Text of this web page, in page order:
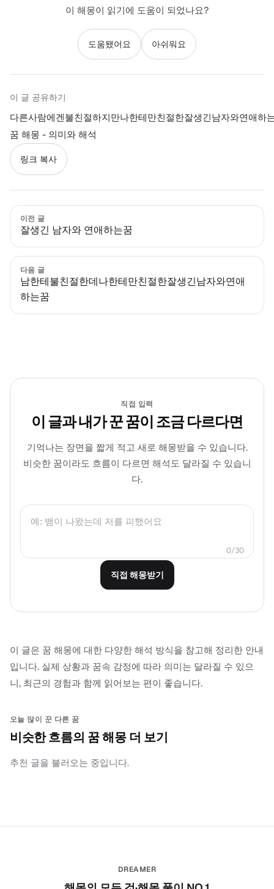
이 해몽이 읽기에 도움이 되었나요?
도움됐어요 아쉬워요
이 글 공유하기
다른사람에겐불친절하지만나한테만친절한잘생긴남자와연애하
꿈 해몽 - 의미와 해석
링크 복사
이전 글
잘생긴 남자와 연애하는꿈
다음 글
남한테불친절한데나한테만친절한잘생긴남자와연애
하는꿈
직접 입력
이 글과 내가 꾼 꿈이 조금 다르다면
기억나는 장면을 짧게 적고 새로 해몽받을 수 있습니다.
비슷한 꿈이라도 흐름이 다르면 해석도 달라질 수 있습니
다.
0/30
직접 해몽받기
이 글은 꿈 해몽에 대한 다양한 해석 방식을 참고해 정리한 안내
입니다. 실제 상황과 꿈속 감정에 따라 의미는 달라질 수 있으
니, 최근의 경험과 함께 읽어보는 편이 좋습니다.
오늘 많이 꾼 다른 꿈
비슷한 흐름의 꿈 해몽 더 보기
추천 글을 불러오는 중입니다.
DREAMER